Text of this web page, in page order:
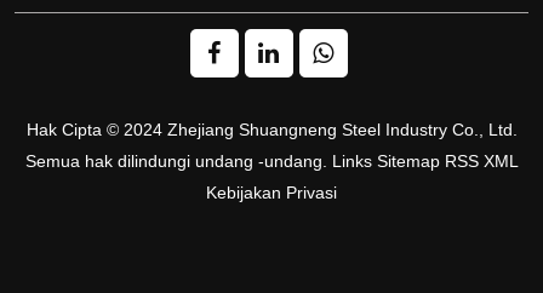
Hak Cipta © 2024 Zhejiang Shuangneng Steel Industry Co., Ltd.
Semua hak dilindungi undang -undang. Links Sitemap RSS XML
Kebijakan Privasi